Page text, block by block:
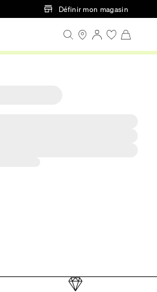
Définir mon magasin